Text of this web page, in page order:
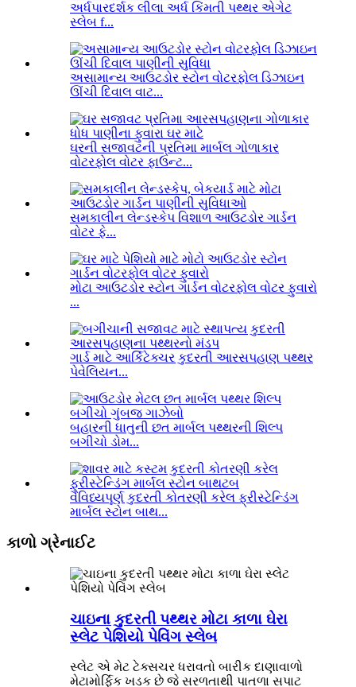
અર્ધપારદર્શક લીલા અર્ધ કિંમતી પથ્થર એગેટ
સ્લેબ f...
અસામાન્ય આઉટડોર સ્ટોન વોટરફોલ ડિઝાઇન
ઊંચી દિવાલ વાટ...
ઘરની સજાવટની પ્રતિમા માર્બલ ગોળાકાર
વોટરફોલ વોટર ફાઉન્ટ...
સમકાલીન લેન્ડસ્કેપ વિશાળ આઉટડોર ગાર્ડન
વોટર ફે...
મોટા આઉટડોર સ્ટોન ગાર્ડન વોટરફોલ વોટર ફુવારો
...
ગાર્ડ માટે આર્કિટેક્ચર કુદરતી આરસપહાણ પથ્થર
પેવેલિયન...
બહારની ધાતુની છત માર્બલ પથ્થરની શિલ્પ
બગીચો ડોમ...
વૈવિધ્યપૂર્ણ કુદરતી કોતરણી કરેલ ફ્રીસ્ટેન્ડિંગ
માર્બલ સ્ટોન બાથ...
કાળો ગ્રેનાઈટ
ચાઇના કુદરતી પથ્થર મોટા કાળા ઘેરા
સ્લેટ પેશિયો પેવિંગ સ્લેબ
સ્લેટ એ મેટ ટેક્સચર ધરાવતો બારીક દાણાવાળો
મેટામોર્ફિક ખડક છે જે સરળતાથી પાતળા સપાટ